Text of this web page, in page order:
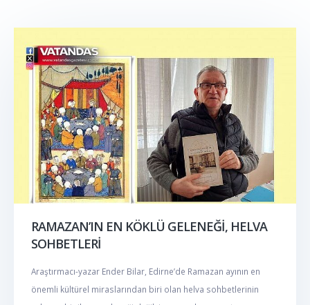
RAMAZAN’IN EN KÖKLÜ GELENEĞİ, HELVA
SOHBETLERİ
Araştırmacı-yazar Ender Bilar, Edirne’de Ramazan ayının en
önemli kültürel miraslarından biri olan helva sohbetlerinin